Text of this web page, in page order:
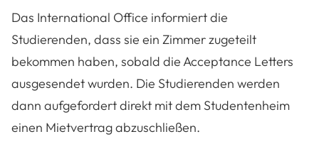
Das International Office informiert die
Studierenden, dass sie ein Zimmer zugeteilt
bekommen haben, sobald die Acceptance Letters
ausgesendet wurden. Die Studierenden werden
dann aufgefordert direkt mit dem Studentenheim
einen Mietvertrag abzuschließen.